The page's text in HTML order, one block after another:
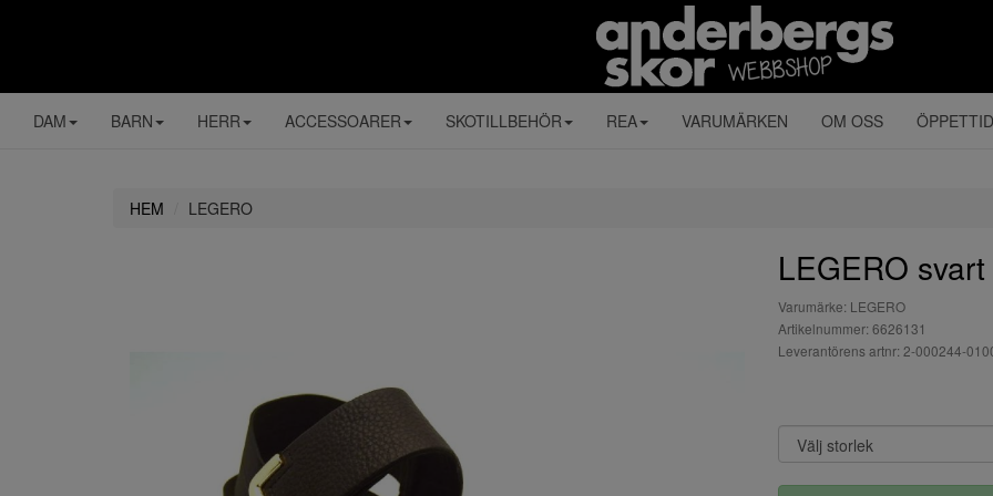
DAM BARN HERR ACCESSOARER SKOTILLBEHÖR REA VARUMÄRKEN OM OSS
HEM LEGERO
LEGERO
Varumärke: LEGERO
Artikelnummer: 6626131
Leverantörens artnr: 2-000244-